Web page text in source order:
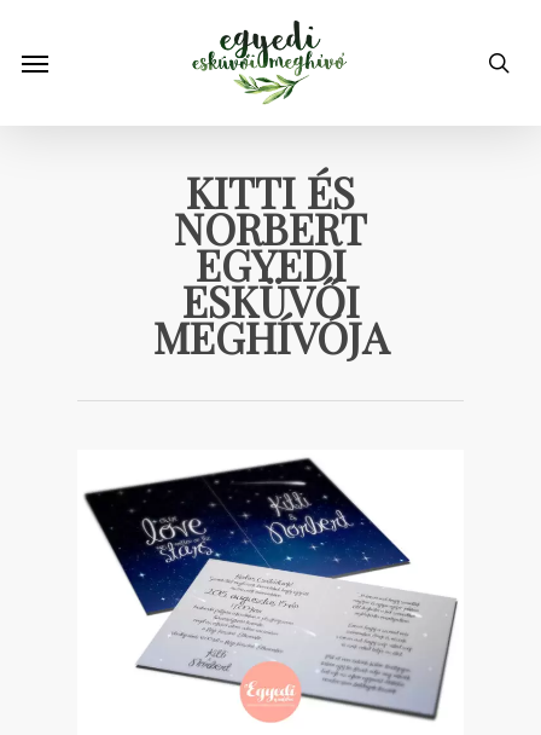
main
Menu
KITTI ÉS
NORBERT
EGYEDI
ESKÜVŐI
MEGHÍVÓJA